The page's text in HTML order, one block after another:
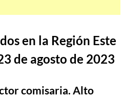
en la Región Este
de agosto de 2023
comisaria. Alto